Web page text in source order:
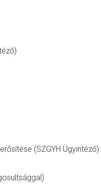
(SZGYH Ügyintéző)